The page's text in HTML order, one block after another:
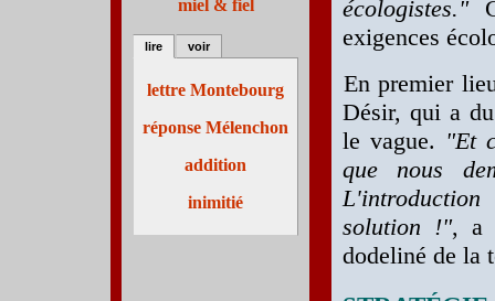
écologistes."
exigences
En premier
Désir, qui a
le vague. "Et
que nous
solution !", a
dodeliné de la
miel & fiel
lire voir
lettre Montebourg
réponse Mélenchon
addition
inimitié